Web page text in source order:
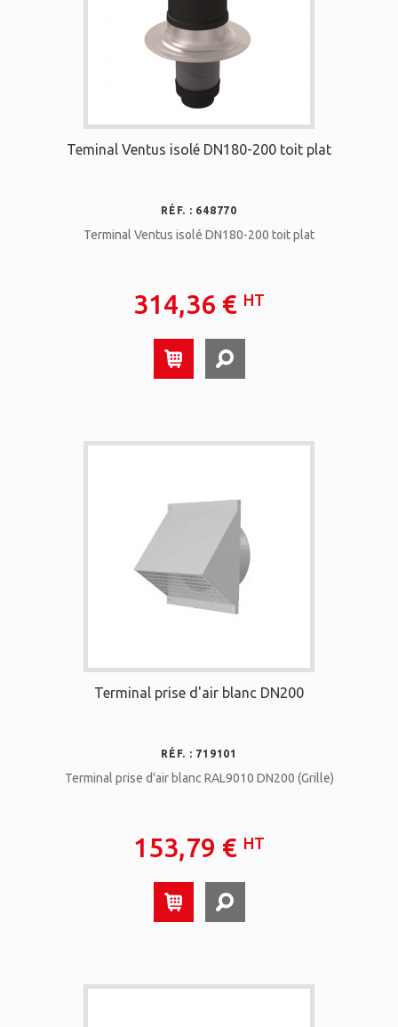
Teminal Ventus isolé DN180-200 toit plat
RÉF. : 648770
Terminal Ventus isolé DN180-200 toit plat
314,36 € HT
Terminal prise d'air blanc DN200
RÉF. : 719101
Terminal prise d'air blanc RAL9010 DN200 (Grille)
153,79 € HT